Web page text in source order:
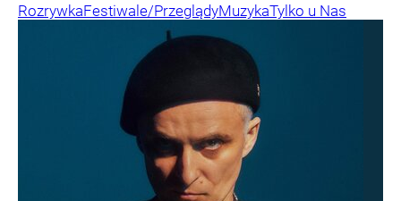
RozrywkaFestiwale/PrzeglądyMuzykaTylko u Nas